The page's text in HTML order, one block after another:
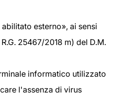
esterno», ai sensi
25467/2018 m) del D.M.
informatico utilizzato
l'assenza di virus